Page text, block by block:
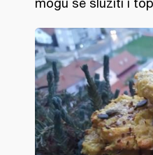
mogu se služiti i